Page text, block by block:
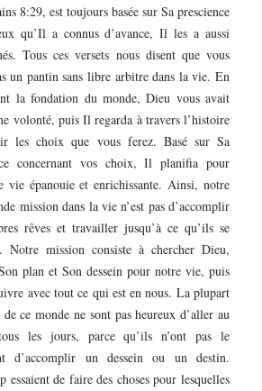
8:29, est toujours basée sur Sa prescience
qu’Il a connus d’avance, Il les a aussi
Tous ces versets nous disent que vous
un pantin sans libre arbitre dans la vie. En
la fondation du monde, Dieu vous avait
volonté, puis Il regarda à travers l’histoire
les choix que vous ferez. Basé sur Sa
concernant vos choix, Il planifia pour
vie épanouie et enrichissante. Ainsi, notre
mission dans la vie n’est pas d’accomplir
rêves et travailler jusqu’à ce qu’ils se
Notre mission consiste à chercher Dieu,
plan et Son dessein pour notre vie, puis
avec tout ce qui est en nous. La plupart
de ce monde ne sont pas heureux d’aller au
les jours, parce qu’ils n’ont pas le
d’accomplir un dessein ou un destin.
essaient de faire des choses pour lesquelles